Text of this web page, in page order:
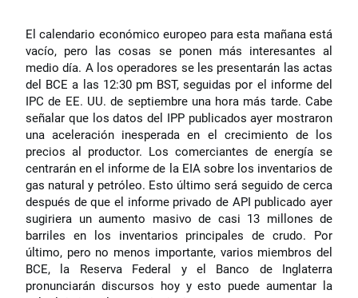
El calendario económico europeo para esta mañana está
vacío, pero las cosas se ponen más interesantes al
medio día. A los operadores se les presentarán las actas
del BCE a las 12:30 pm BST, seguidas por el informe del
IPC de EE. UU. de septiembre una hora más tarde. Cabe
señalar que los datos del IPP publicados ayer mostraron
una aceleración inesperada en el crecimiento de los
precios al productor. Los comerciantes de energía se
centrarán en el informe de la EIA sobre los inventarios de
gas natural y petróleo. Esto último será seguido de cerca
después de que el informe privado de API publicado ayer
sugiriera un aumento masivo de casi 13 millones de
barriles en los inventarios principales de crudo. Por
último, pero no menos importante, varios miembros del
BCE, la Reserva Federal y el Banco de Inglaterra
pronunciarán discursos hoy y esto puede aumentar la